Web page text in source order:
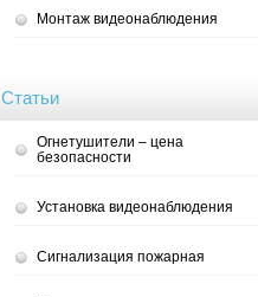
Монтаж видеонаблюдения
Статьи
Огнетушители – цена
безопасности
Установка видеонаблюдения
Сигнализация пожарная